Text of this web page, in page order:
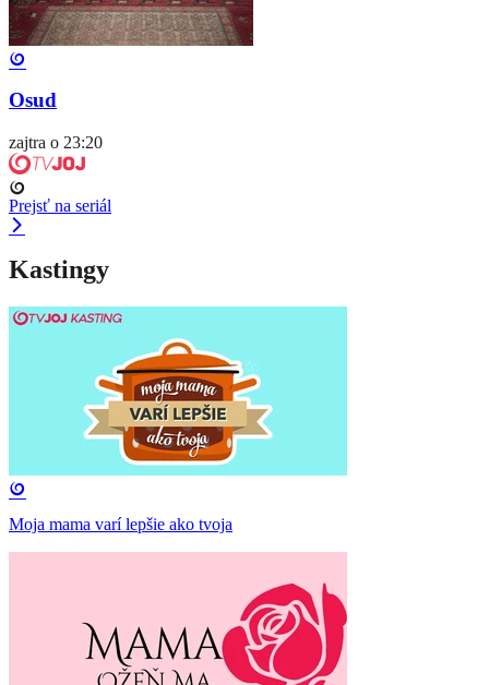
Osud
zajtra o 23:20
Prejsť na seriál
Kastingy
Moja mama varí lepšie ako tvoja